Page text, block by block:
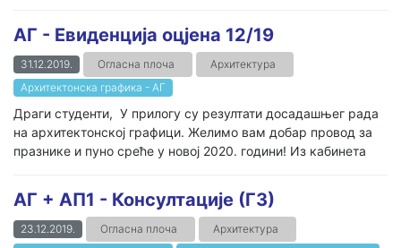
АГ - Евиденција оцјена 12/19
31.12.2019. Огласна плоча
Архитектура
Архитектонска графика - АГ
Драги студенти, У прилогу су резултати досадашњег рада
на архитектонској графици. Желимо вам добар провод за
празнике и пуно среће у новој 2020. години! Из кабинета
AГ + АП1 - Консултације (Г3)
23.12.2019. Огласна плоча
Архитектура